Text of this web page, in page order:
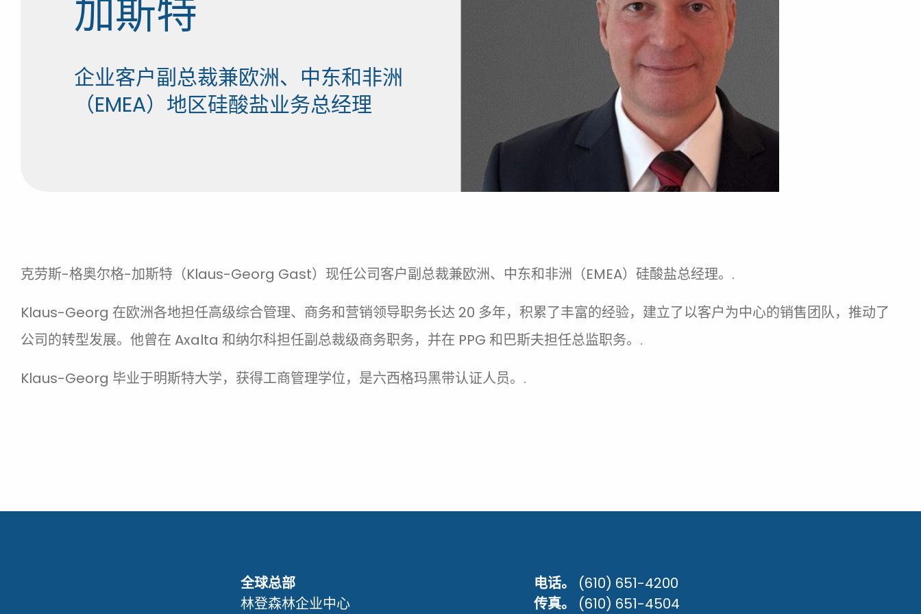
加斯特
企业客户副总裁兼欧洲、中东和非洲
（EMEA）地区硅酸盐业务总经理
克劳斯-格奥尔格-加斯特（Klaus-Georg Gast）现任公司客户副总裁兼欧洲、中东和非洲（EMEA）硅酸盐总经理。.
Klaus-Georg 在欧洲各地担任高级综合管理、商务和营销领导职务长达 20 多年，积累了丰富的经验，建立了以客户为中心的销售团队，推动了
公司的转型发展。他曾在 Axalta 和纳尔科担任副总裁级商务职务，并在 PPG 和巴斯夫担任总监职务。.
Klaus-Georg 毕业于明斯特大学，获得工商管理学位，是六西格玛黑带认证人员。.
全球总部
林登森林企业中心
电话。
(610) 651-4200
传真。
(610) 651-4504